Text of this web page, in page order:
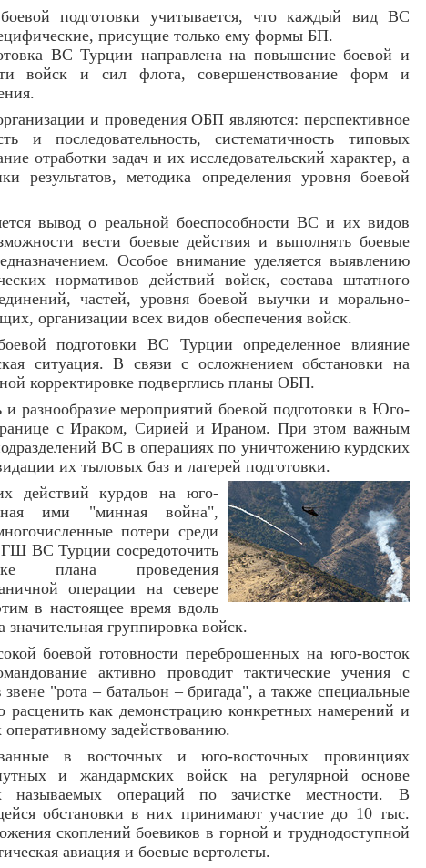
подготовки учитывается, что каждый вид ВС
присущие только ему формы БП.
ВС Турции направлена на повышение боевой и
войск и сил флота, совершенствование форм и
и проведения ОБП являются: перспективное
и последовательность, систематичность типовых
отработки задач и их исследовательский характер, а
результатов, методика определения уровня боевой
вывод о реальной боеспособности ВС и их видов
вести боевые действия и выполнять боевые
Особое внимание уделяется выявлению
нормативов действий войск, состава штатного
частей, уровня боевой выучки и морально-
организации всех видов обеспечения войск.
подготовки ВС Турции определенное влияние
ситуация. В связи с осложнением обстановки на
корректировке подверглись планы ОБП.
разнообразие мероприятий боевой подготовки в Юго-
с Ираком, Сирией и Ираном. При этом важным
ВС в операциях по уничтожению курдских
их тыловых баз и лагерей подготовки.
действий курдов на юго-
ими "минная война",
потери среди
ВС Турции сосредоточить
плана проведения
операции на севере
в настоящее время вдоль
значительная группировка войск.
боевой готовности переброшенных на юго-восток
активно проводит тактические учения с
"рота – батальон – бригада", а также специальные
расценить как демонстрацию конкретных намерений и
задействованию.
в восточных и юго-восточных провинциях
и жандармских войск на регулярной основе
называемых операций по зачистке местности. В
обстановки в них принимают участие до 10 тыс.
скоплений боевиков в горной и труднодоступной
авиация и боевые вертолеты.